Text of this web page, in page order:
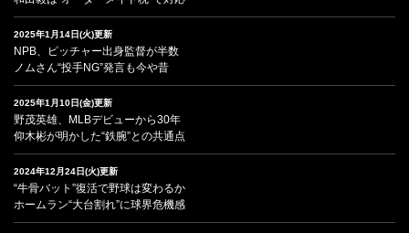
2025年1月14日(火)更新
NPB、ピッチャー出身監督が半数
ノムさん“投手NG”発言も今や昔
2025年1月10日(金)更新
野茂英雄、MLBデビューから30年
仰木彬が明かした“鉄腕”との共通点
2024年12月24日(火)更新
“牛骨バット”復活で野球は変わるか
ホームラン“大台割れ”に球界危機感